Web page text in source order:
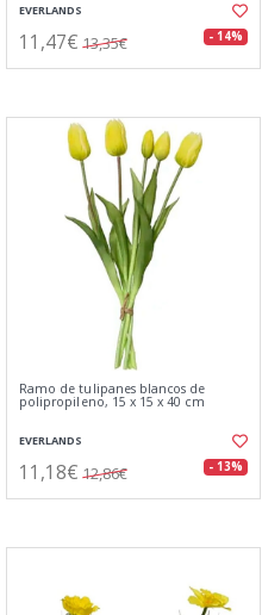
EVERLANDS
11,47€ 13,35€ - 14%
Ramo de tulipanes blancos de
polipropileno, 15 x 15 x 40 cm
EVERLANDS
11,18€ 12,86€ - 13%